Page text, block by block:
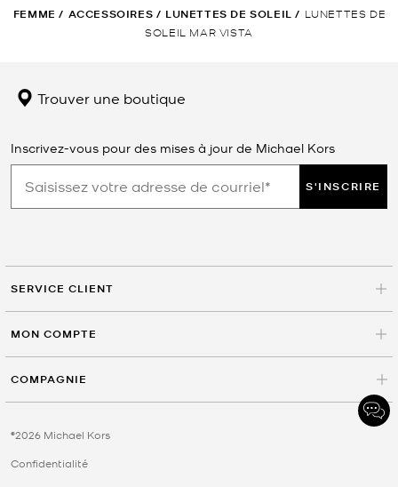
FEMME / ACCESSOIRES / LUNETTES DE SOLEIL / LUNETTES DE
SOLEIL MAR VISTA
Trouver une boutique
Inscrivez-vous pour des mises à jour de Michael Kors
S'INSCRIRE
SERVICE CLIENT
MON COMPTE
COMPAGNIE
©2026 Michael Kors
Confidentialité